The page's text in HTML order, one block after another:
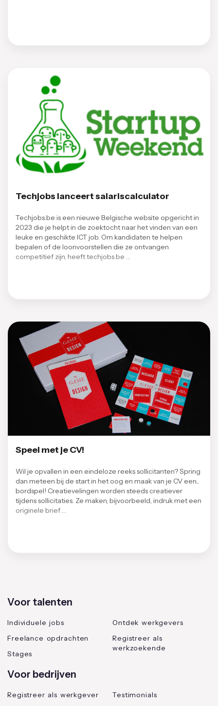
Techjobs lanceert salariscalculator
Techjobs.be is een nieuwe Belgische website opgericht in
2023 die je helpt in de zoektocht naar het vinden van een
leuke en geschikte ICT job. Om kandidaten te helpen
bepalen of de loonvoorstellen die ze ontvangen
competitief zijn, heeft techjobs.be …
Speel met je CV!
Wil je opvallen in een eindeloze reeks sollicitanten? Spring
dan meteen bij de start in het oog en maak van je CV een...
bordspel! Creatievelingen worden steeds creatiever
tijdens sollicitaties. Ze maken, bijvoorbeeld, indruk met een
originele brief …
Voor talenten
Individuele jobs
Freelance opdrachten
Stages
Ontdek werkgevers
Registreer als
werkzoekende
Voor bedrijven
Registreer als werkgever
Testimonials